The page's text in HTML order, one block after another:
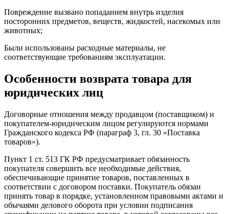
Повреждение вызвано попаданием внутрь изделия
посторонних предметов, веществ, жидкостей, насекомых или
животных;
Были использованы расходные материалы, не
соответствующие требованиям эксплуатации.
Особенности возврата товара для
юридических лиц
Договорные отношения между продавцом (поставщиком) и
покупателем-юридическим лицом регулируются нормами
Гражданского кодекса РФ (параграф 3, гл. 30 «Поставка
товаров»).
Пункт 1 ст. 513 ГК РФ предусматривает обязанность
покупателя совершить все необходимые действия,
обеспечивающие принятие товаров, поставленных в
соответствии с договором поставки. Покупатель обязан
принять товар в порядке, установленном правовыми актами и
обычаями делового оборота при условии подписания